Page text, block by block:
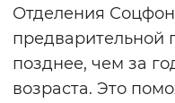
Отделения
предварительной
позднее, чем за
возраста. Это